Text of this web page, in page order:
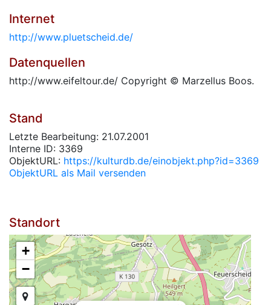
Internet
http://www.pluetscheid.de/
Datenquellen
http://www.eifeltour.de/ Copyright © Marzellus Boos.
Stand
Letzte Bearbeitung: 21.07.2001
Interne ID: 3369
ObjektURL: https://kulturdb.de/einobjekt.php?id=3369
ObjektURL als Mail versenden
Standort
+
−